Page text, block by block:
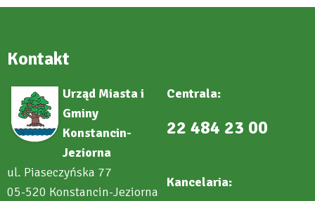
Kontakt
Urząd Miasta i
Gminy
Konstancin-
Jeziorna
ul. Piaseczyńska 77
05-520 Konstancin-Jeziorna
Centrala:
22 484 23 00
Kancelaria: